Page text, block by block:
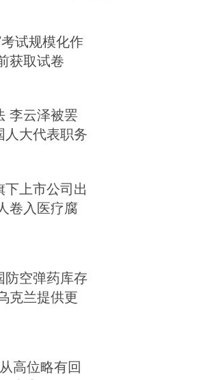
试规模化作
获取试卷
李云泽被罢
人大代表职务
下上市公司出
卷入医疗腐
防空弹药库存
克兰提供更
高位略有回